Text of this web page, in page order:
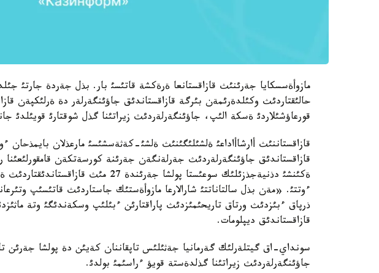
مازوأةسسكايا جةرئنئث قازاقستانعا ةرةكشة قاتئسئ بار. بذل جةردة جارتئ
حالئقتاردئث وكئلدةرئمةن بئرگة قازاقستاندئق جاؤئنگةرلةر دة ةرلئكپةن قازا
قورعاؤشئلاردئ ةسكة الئپ، جاؤئنگةرلةردئث زيراتئنا گذل شوقتارئ قويئلدئ
قازاقستاننئث أارشاأاداعئ ةلشئلئگئنئث ةلشئ-كةثةسشئسئ مارعذلان بايمذحان
قازاقستاندئق جاؤئنگةرلةردئث جةرلةنگةن جةرئنة كورسةتكةن قامقورلئعئنا
ةكئنشئ دذنيةجذزئلئك سوعئستا پولشا جةرئندة 27
ءوتتئ. «مةن بذل سالتاناتتئ شارالارعا مازوأةستئك جاستاردئث قاتئسئپ
ذرپاق ءبئزدئث ورتاق تاريحئمئزدئث پاراقتارئن ءبئلئپ وسكةندئگئ وتة
قازاقستاندئق ديپلومات.
سونداي-اق گيتلةرلئك گةرمانيا جةثئلئس تاپقاننان كةيئن دة پولشا جةرئن
جاؤئنگةرلةردئث زيراتئنا گذلدةستة قويؤ ءراسئمئ بولدئ.